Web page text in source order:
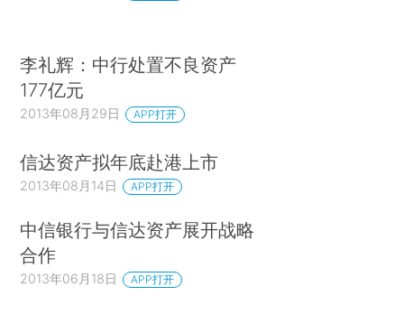
李礼辉：中行处置不良资产
177亿元
2013年08月29日 APP打开
信达资产拟年底赴港上市
2013年08月14日 APP打开
中信银行与信达资产展开战略
合作
2013年06月18日 APP打开